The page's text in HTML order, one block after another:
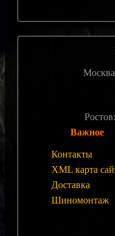
Ростов:
Важное
Контакты
XML карта
Доставка
Шиномонтаж